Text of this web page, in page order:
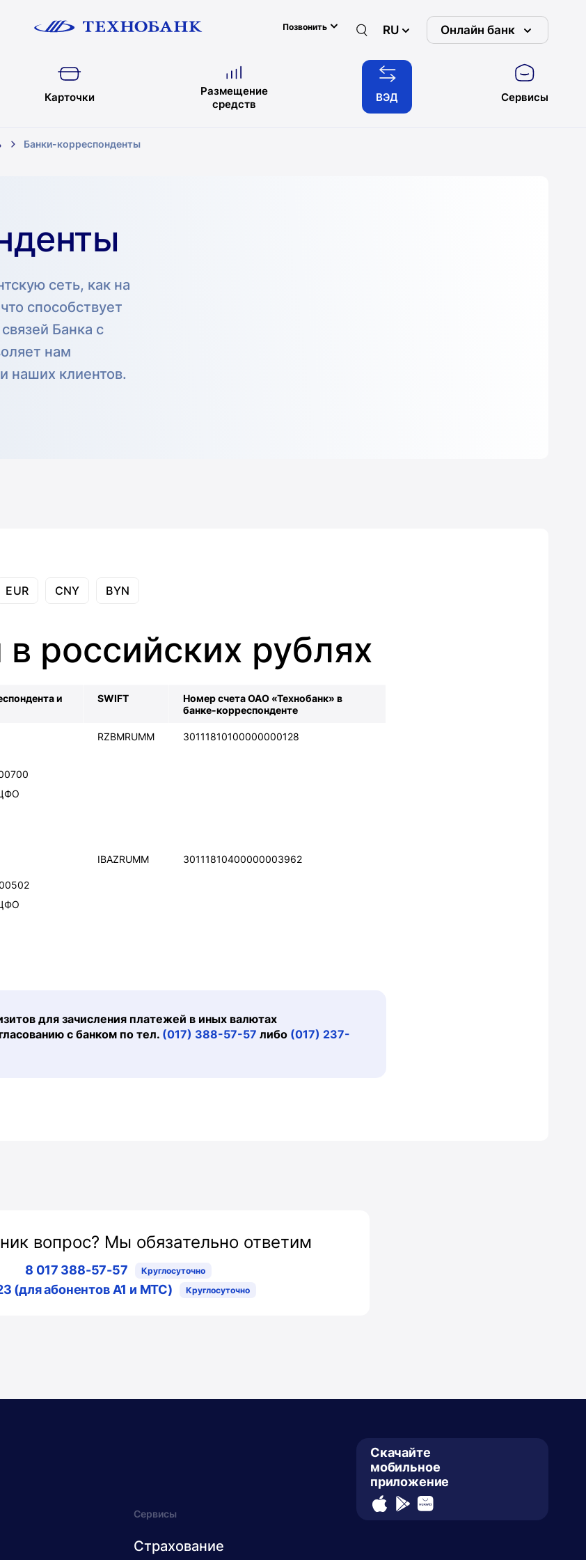
Позвонить RU Онлайн банк
Карточки
Размещение
средств
ВЭД Сервисы
Банки-корреспонденты
сеть, как на
способствует
Банка с
нам
наших клиентов.
EUR CNY BYN
российских рублях
и
SWIFT
Номер счета ОАО «Технобанк‎»‎ в
банке-корреспонденте
RZBMRUMM 30111810100000000128
IBAZRUMM 30111810400000003962
для зачисления платежей в иных валютах
с банком по тел. (017) 388-57-57 либо (017) 237-
вопрос? Мы обязательно ответим
8 017 388-57-57 Круглосуточно
(для абонентов A1 и МТС) Круглосуточно
Сервисы
Страхование
Скачайте
мобильное
приложение